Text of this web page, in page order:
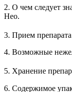
2. О чем следует
Нео.
3. Прием
4. Возможные
5. Хранение
6. Содержимое